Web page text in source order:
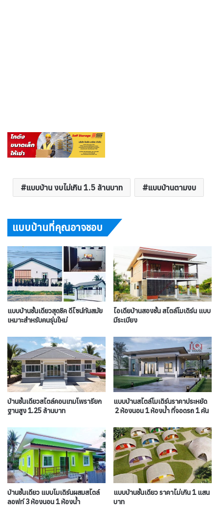
แบบบ้าน งบไม่เกิน 1.5 ล้านบาท แบบบ้านตามงบ
แบบบ้านที่คุณอาจชอบ
แบบบ้านชั้นเดียวสุดชิค ดีไซน์ทันสมัย
เหมาะสำหรับคนรุ่นใหม่
ไอเดียบ้านสองชั้น สไตล์โมเดิร์น แบบ
มีระเบียง
บ้านชั้นเดียวสไตล์คอนเทมโพรารียก
ฐานสูง 1.25 ล้านบาท
แบบบ้านสไตล์โมเดิร์นราคาประหยัด
2 ห้องนอน 1 ห้องน้ำ ที่จอดรถ 1 คัน
บ้านชั้นเดียว แบบโมเดิร์นผสมสไตล์
ลอฟท์ 3 ห้องนอน 1 ห้องน้ำ
แบบบ้านชั้นเดียว ราคาไม่เกิน 1 แสน
บาท